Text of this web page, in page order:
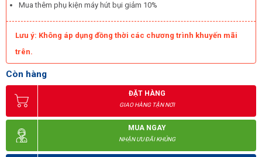
Mua thêm phụ kiện máy hút bụi giảm 10%
Lưu ý: Không áp dụng đồng thời các chương trình khuyến mãi
trên.
Còn hàng
ĐẶT HÀNG
GIAO HÀNG TẬN NƠI
MUA NGAY
NHẬN ƯU ĐÃI KHỦNG